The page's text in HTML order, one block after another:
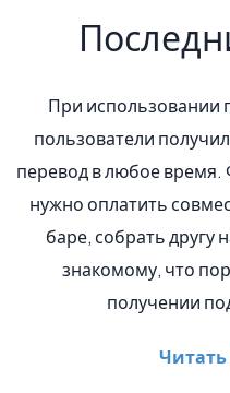
если
или
Открытие первого
веке,
там начнут
форума, а
программного
в сорока